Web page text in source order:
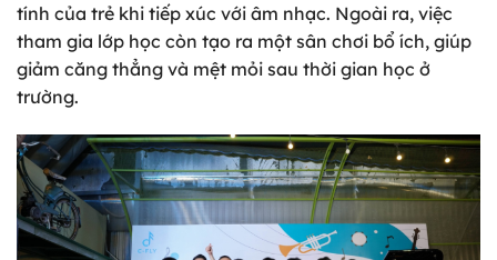
tính của trẻ khi tiếp xúc với âm nhạc. Ngoài ra, việc
tham gia lớp học còn tạo ra một sân chơi bổ ích, giúp
giảm căng thẳng và mệt mỏi sau thời gian học ở
trường.